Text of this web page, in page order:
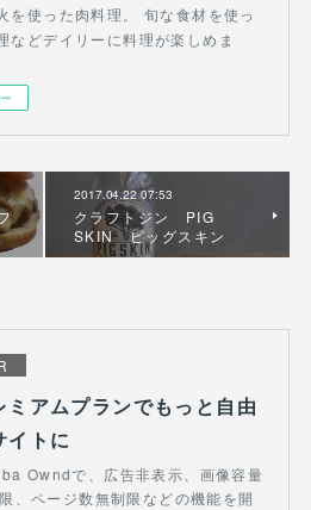
を使った肉料理。 旬な食材を使っ
などデイリーに料理が楽しめま
2017.04.22 07:53
クラフトジン PIG
SKIN ピッグスキン
ミアムプランでもっと自由
イトに
Owndで、広告非表示、画像容量
、ページ数無制限などの機能を開